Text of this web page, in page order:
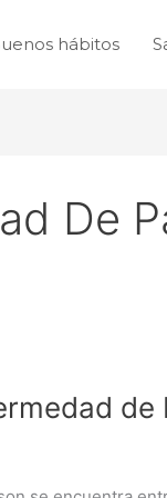
hábitos
De
de